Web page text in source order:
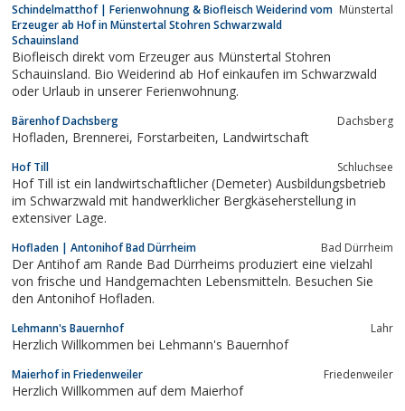
Schindelmatthof | Ferienwohnung & Biofleisch Weiderind vom
Erzeuger ab Hof in Münstertal Stohren Schwarzwald
Schauinsland
Münstertal
Biofleisch direkt vom Erzeuger aus Münstertal Stohren
Schauinsland. Bio Weiderind ab Hof einkaufen im Schwarzwald
oder Urlaub in unserer Ferienwohnung.
Bärenhof Dachsberg Dachsberg
Hofladen, Brennerei, Forstarbeiten, Landwirtschaft
Hof Till Schluchsee
Hof Till ist ein landwirtschaftlicher (Demeter) Ausbildungsbetrieb
im Schwarzwald mit handwerklicher Bergkäseherstellung in
extensiver Lage.
Hofladen | Antonihof Bad Dürrheim Bad Dürrheim
Der Antihof am Rande Bad Dürrheims produziert eine vielzahl
von frische und Handgemachten Lebensmitteln. Besuchen Sie
den Antonihof Hofladen.
Lehmann's Bauernhof Lahr
Herzlich Willkommen bei Lehmann's Bauernhof
Maierhof in Friedenweiler Friedenweiler
Herzlich Willkommen auf dem Maierhof